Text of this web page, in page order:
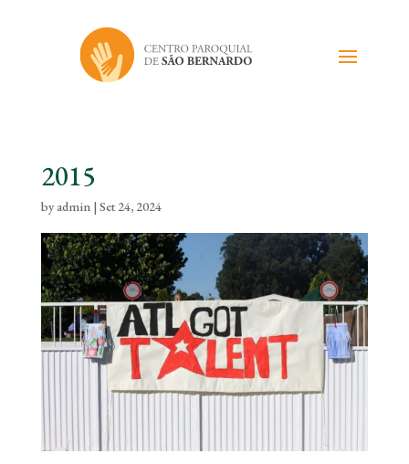
2015
byadmin| Set 24, 2024